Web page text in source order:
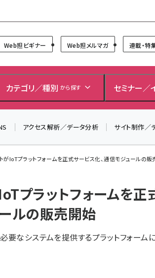
Web担ビギナー Web担メルマガ 連載・特
カテゴリ／種別 から探す セミナー／
アクセス解析／データ分析 サイト制作／
がIoTプラットフォームを正式サービス化、通信モジュールの販
プラットフォームを正
ルの販売開始
要なシステムを提供するプラットフォーム
＼ 読者アンケートにご協力ください ／
7月24日で創刊20周年。ご回答者には抽選で
▼アンケートページはこちらから▼